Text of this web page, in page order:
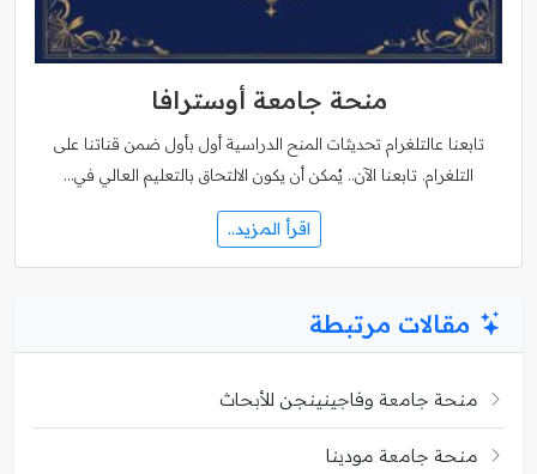
منحة جامعة أوسترافا
تابعنا عالتلغرام تحديثات المنح الدراسية أول بأول ضمن قناتنا على
التلغرام. تابعنا الآن.. يُمكن أن يكون الالتحاق بالتعليم العالي في…
اقرأ المزيد..
مقالات مرتبطة
منحة جامعة وفاجينينجن للأبحاث
منحة جامعة مودينا